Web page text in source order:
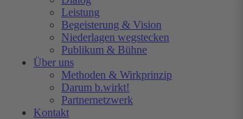
Leistung
Begeisterung & Vision
Niederlagen wegstecken
Publikum & Bühne
Über uns
Methoden & Wirkprinzip
Darum b.wirkt!
Partnernetzwerk
Kontakt